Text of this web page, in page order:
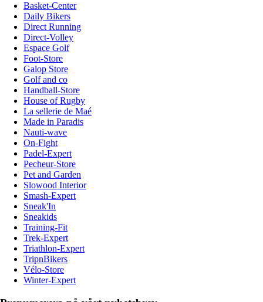
Basket-Center
Daily Bikers
Direct Running
Direct-Volley
Espace Golf
Foot-Store
Galop Store
Golf and co
Handball-Store
House of Rugby
La sellerie de Maé
Made in Paradis
Nauti-wave
On-Fight
Padel-Expert
Pecheur-Store
Pet and Garden
Slowood Interior
Smash-Expert
Sneak'In
Sneakids
Training-Fit
Trek-Expert
Triathlon-Expert
TripnBikers
Vélo-Store
Winter-Expert